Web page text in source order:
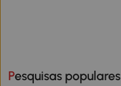
Pesquisas populares